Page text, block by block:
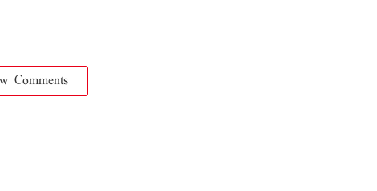
Comments